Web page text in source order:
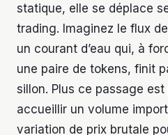
statique, elle se déplace
trading. Imaginez le flux
un courant d’eau qui, à
une paire de tokens, finit
sillon. Plus ce passage
accueillir un volume
variation de prix brutale